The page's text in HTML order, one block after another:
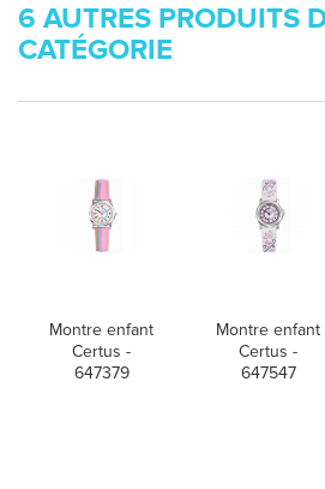
6 AUTRES PRODUITS
CATÉGORIE
Montre enfant
Certus -
647379
Montre enfant
Certus -
647547